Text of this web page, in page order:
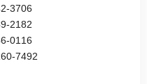
3706
2182
0116
7492